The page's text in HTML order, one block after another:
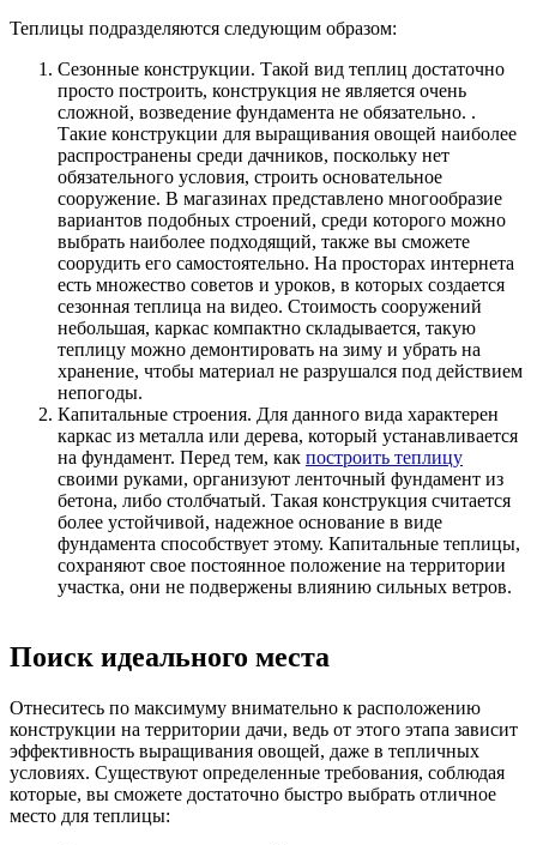
Теплицы подразделяются следующим образом:
Сезонные конструкции. Такой вид теплиц достаточно
просто построить, конструкция не является очень
сложной, возведение фундамента не обязательно. .
Такие конструкции для выращивания овощей наиболее
распространены среди дачников, поскольку нет
обязательного условия, строить основательное
сооружение. В магазинах представлено многообразие
вариантов подобных строений, среди которого можно
выбрать наиболее подходящий, также вы сможете
соорудить его самостоятельно. На просторах интернета
есть множество советов и уроков, в которых создается
сезонная теплица на видео. Стоимость сооружений
небольшая, каркас компактно складывается, такую
теплицу можно демонтировать на зиму и убрать на
хранение, чтобы материал не разрушался под действием
непогоды.
Капитальные строения. Для данного вида характерен
каркас из металла или дерева, который устанавливается
на фундамент. Перед тем, как построить теплицу
своими руками, организуют ленточный фундамент из
бетона, либо столбчатый. Такая конструкция считается
более устойчивой, надежное основание в виде
фундамента способствует этому. Капитальные теплицы,
сохраняют свое постоянное положение на территории
участка, они не подвержены влиянию сильных ветров.
Поиск идеального места
Отнеситесь по максимуму внимательно к расположению
конструкции на территории дачи, ведь от этого этапа зависит
эффективность выращивания овощей, даже в тепличных
условиях. Существуют определенные требования, соблюдая
которые, вы сможете достаточно быстро выбрать отличное
место для теплицы: